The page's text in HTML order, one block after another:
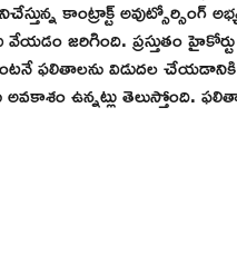
కాంట్రాక్ట్
వేయడం జరిగింది. ప్రస్తుతం
ఫలితాలను విడుదల
ఉన్నట్లు తెలుస్తోంది.